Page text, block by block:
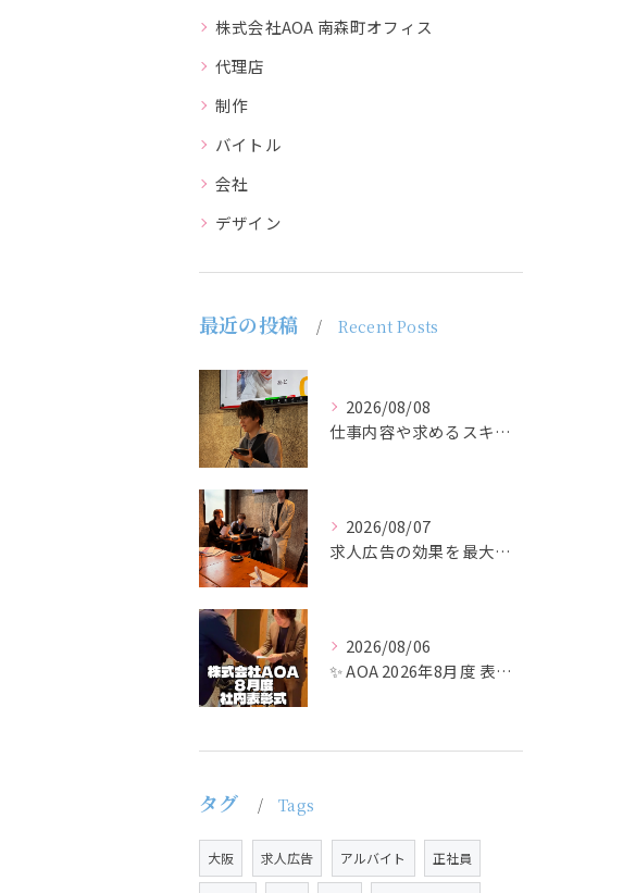
株式会社AOA 南森町オフィス
代理店
制作
バイトル
会社
デザイン
最近の投稿 Recent Posts
2026/08/08
仕事内容や求めるスキルを明確にし、ターゲット層に響くメッセー...
2026/08/07
求人広告の効果を最大化するために最も重要なのは、掲載タイミン...
2026/08/06
✨ AOA 2026年8月度 表彰式レポート ✨
タグ Tags
大阪 求人広告 アルバイト 正社員